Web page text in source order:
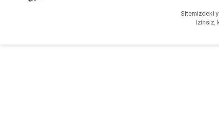
Sitemizdeki
Izinsiz,